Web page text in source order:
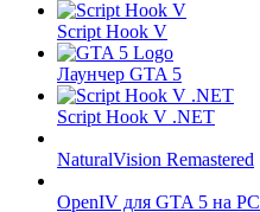
Script Hook V
Лаунчер GTA 5
Script Hook V .NET
NaturalVision Remastered
OpenIV для GTA 5 на PC